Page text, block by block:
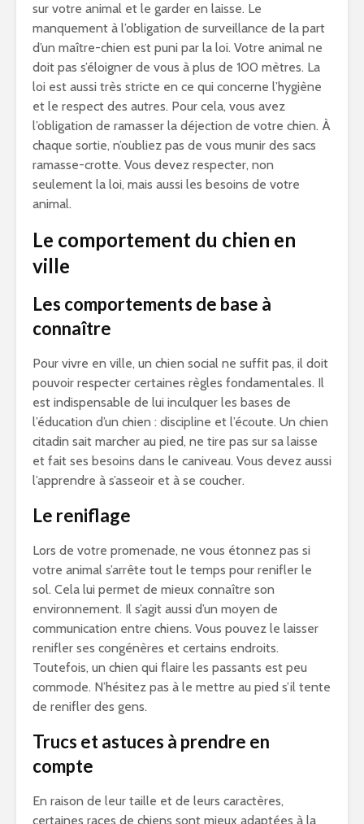
sur votre animal et le garder en laisse. Le
manquement à l’obligation de surveillance de la part
d’un maître-chien est puni par la loi. Votre animal ne
doit pas s’éloigner de vous à plus de 100 mètres. La
loi est aussi très stricte en ce qui concerne l’hygiène
et le respect des autres. Pour cela, vous avez
l’obligation de ramasser la déjection de votre chien. À
chaque sortie, n’oubliez pas de vous munir des sacs
ramasse-crotte. Vous devez respecter, non
seulement la loi, mais aussi les besoins de votre
animal.
Le comportement du chien en
ville
Les comportements de base à
connaître
Pour vivre en ville, un chien social ne suffit pas, il doit
pouvoir respecter certaines règles fondamentales. Il
est indispensable de lui inculquer les bases de
l’éducation d’un chien : discipline et l’écoute. Un chien
citadin sait marcher au pied, ne tire pas sur sa laisse
et fait ses besoins dans le caniveau. Vous devez aussi
l’apprendre à s’asseoir et à se coucher.
Le reniflage
Lors de votre promenade, ne vous étonnez pas si
votre animal s’arrête tout le temps pour renifler le
sol. Cela lui permet de mieux connaître son
environnement. Il s’agit aussi d’un moyen de
communication entre chiens. Vous pouvez le laisser
renifler ses congénères et certains endroits.
Toutefois, un chien qui flaire les passants est peu
commode. N’hésitez pas à le mettre au pied s’il tente
de renifler des gens.
Trucs et astuces à prendre en
compte
En raison de leur taille et de leurs caractères,
certaines races de chiens sont mieux adaptées à la